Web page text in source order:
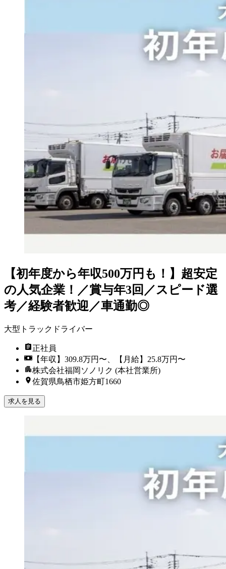
【初年度から年収500万円も！】超安定
の人気企業！／賞与年3回／スピード選
考／経験者歓迎／車通勤◎
大型トラックドライバー
正社員
【年収】309.8万円〜、【月給】25.8万円〜
株式会社福岡ソノリク (本社営業所)
佐賀県鳥栖市姫方町1660
求人を見る